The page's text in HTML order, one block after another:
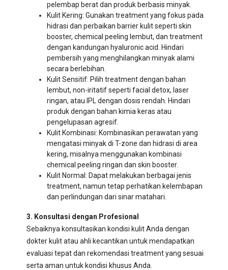
pelembap berat dan produk berbasis minyak.
Kulit Kering: Gunakan treatment yang fokus pada
hidrasi dan perbaikan barrier kulit seperti skin
booster, chemical peeling lembut, dan treatment
dengan kandungan hyaluronic acid. Hindari
pembersih yang menghilangkan minyak alami
secara berlebihan.
Kulit Sensitif: Pilih treatment dengan bahan
lembut, non-iritatif seperti facial detox, laser
ringan, atau IPL dengan dosis rendah. Hindari
produk dengan bahan kimia keras atau
pengelupasan agresif.
Kulit Kombinasi: Kombinasikan perawatan yang
mengatasi minyak di T-zone dan hidrasi di area
kering, misalnya menggunakan kombinasi
chemical peeling ringan dan skin booster.
Kulit Normal: Dapat melakukan berbagai jenis
treatment, namun tetap perhatikan kelembapan
dan perlindungan dari sinar matahari.
3. Konsultasi dengan Profesional
Sebaiknya konsultasikan kondisi kulit Anda dengan
dokter kulit atau ahli kecantikan untuk mendapatkan
evaluasi tepat dan rekomendasi treatment yang sesuai
serta aman untuk kondisi khusus Anda.